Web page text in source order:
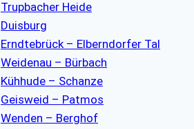
Trupbacher Heide
Duisburg
Erndtebrück – Elberndorfer Tal
Weidenau – Bürbach
Kühhude – Schanze
Geisweid – Patmos
Wenden – Berghof